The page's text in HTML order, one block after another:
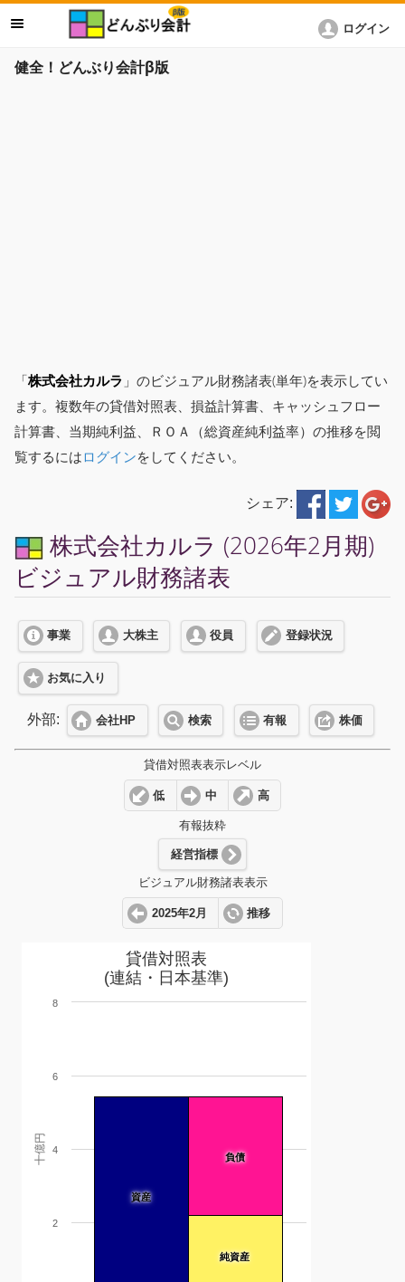
健全！どんぶり会計β版
ログイン
「株式会社カルラ 」のビジュアル財務諸表(単年)を表示してい
ます。複数年の貸借対照表、損益計算書、キャッシュフロー
計算書、当期純利益、ＲＯＡ（総資産純利益率）の推移を閲
覧するにはログインをしてください。
シェア:
株式会社カルラ (2026年2月期)
ビジュアル財務諸表
事業 大株主 役員 登録状況
お気に入り
外部: 会社HP 検索 有報 株価
貸借対照表表示レベル
低 中 高
有報抜粋
経営指標
ビジュアル財務諸表表示
2025年2月 推移
十億円
貸借対照表
(連結・日本基準)
資産
負債
純資産
2
4
6
8